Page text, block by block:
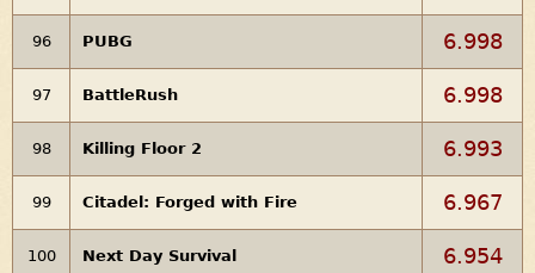
96 PUBG 6.998
97 BattleRush 6.998
98 Killing Floor 2 6.993
99 Citadel: Forged with Fire 6.967
100 Next Day Survival 6.954